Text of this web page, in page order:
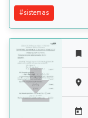
#sistemas



